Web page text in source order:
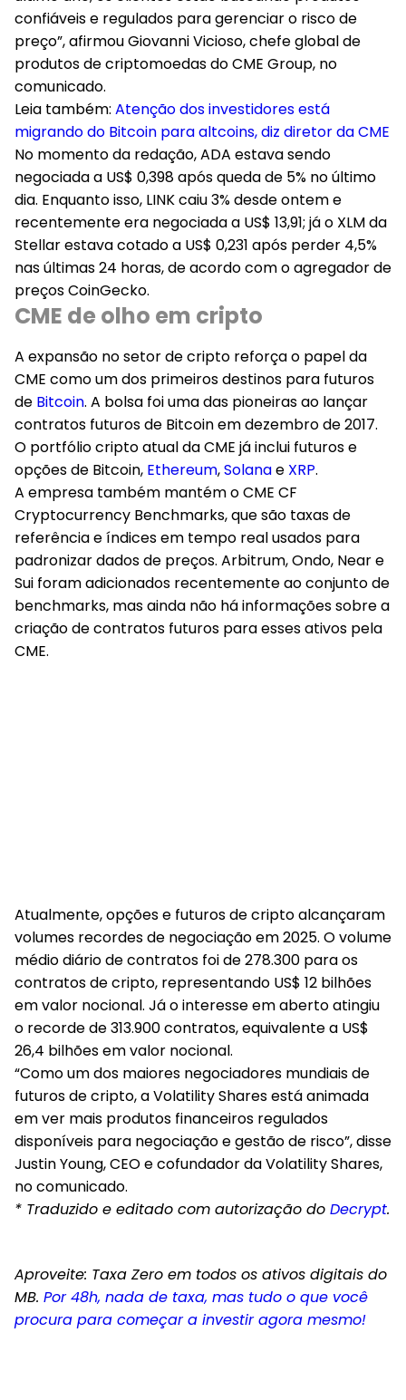
confiáveis e regulados para gerenciar o risco de
preço”, afirmou Giovanni Vicioso, chefe global de
produtos de criptomoedas do CME Group, no
comunicado.
Leia também: Atenção dos investidores está
migrando do Bitcoin para altcoins, diz diretor da CME
No momento da redação, ADA estava sendo
negociada a US$ 0,398 após queda de 5% no último
dia. Enquanto isso, LINK caiu 3% desde ontem e
recentemente era negociada a US$ 13,91; já o XLM da
Stellar estava cotado a US$ 0,231 após perder 4,5%
nas últimas 24 horas, de acordo com o agregador de
preços CoinGecko.
CME de olho em cripto
A expansão no setor de cripto reforça o papel da
CME como um dos primeiros destinos para futuros
de Bitcoin. A bolsa foi uma das pioneiras ao lançar
contratos futuros de Bitcoin em dezembro de 2017.
O portfólio cripto atual da CME já inclui futuros e
opções de Bitcoin, Ethereum,Solanae XRP.
A empresa também mantém o CME CF
Cryptocurrency Benchmarks, que são taxas de
referência e índices em tempo real usados para
padronizar dados de preços. Arbitrum, Ondo, Near e
Sui foram adicionados recentemente ao conjunto de
benchmarks, mas ainda não há informações sobre a
criação de contratos futuros para esses ativos pela
CME.
Atualmente, opções e futuros de cripto alcançaram
volumes recordes de negociação em 2025. O volume
médio diário de contratos foi de 278.300 para os
contratos de cripto, representando US$ 12 bilhões
em valor nocional. Já o interesse em aberto atingiu
o recorde de 313.900 contratos, equivalente a US$
26,4 bilhões em valor nocional.
“Como um dos maiores negociadores mundiais de
futuros de cripto, a Volatility Shares está animada
em ver mais produtos financeiros regulados
disponíveis para negociação e gestão de risco”, disse
Justin Young, CEO e cofundador da Volatility Shares,
no comunicado.
* Traduzido e editado com autorização do Decrypt.
Aproveite: Taxa Zero em todos os ativos digitais do
MB. Por 48h, nada de taxa, mas tudo o que você
procura para começar a investir agora mesmo!